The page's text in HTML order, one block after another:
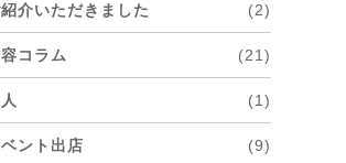
介いただきました (2)
コラム (21)
(1)
ント出店 (9)